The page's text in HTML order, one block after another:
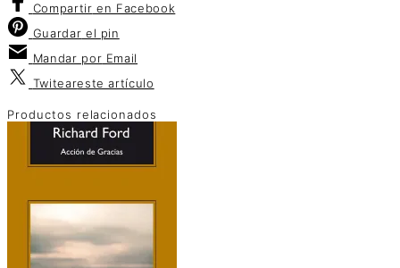
Compartir en Facebook
Guardar el pin
Mandar por Email
Twiteareste artículo
Productos relacionados